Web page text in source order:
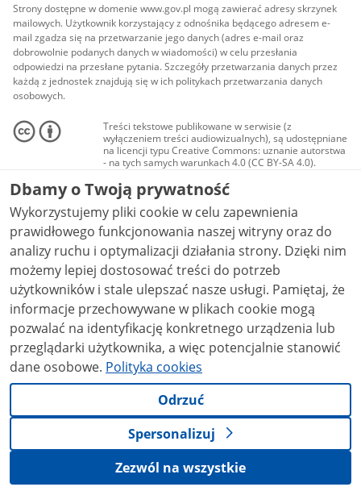
Strony dostępne w domenie www.gov.pl mogą zawierać adresy skrzynek
mailowych. Użytkownik korzystający z odnośnika będącego adresem e-
mail zgadza się na przetwarzanie jego danych (adres e-mail oraz
dobrowolnie podanych danych w wiadomości) w celu przesłania
odpowiedzi na przesłane pytania. Szczegóły przetwarzania danych przez
każdą z jednostek znajdują się w ich politykach przetwarzania danych
osobowych.
Treści tekstowe publikowane w serwisie (z
wyłączeniem treści audiowizualnych), są udostępniane
na licencji typu Creative Commons: uznanie autorstwa
- na tych samych warunkach 4.0 (CC BY-SA 4.0).
Materiały audiowizualne, w tym zdjęcia, materiały
audio i wideo, są udostępniane na licencji typu
Creative Commons: uznanie autorstwa użycie
niekomercyjne - bez utworów zależnych 4.0 (CC BY-
NC-ND 4.0), o ile nie jest to stwierdzone inaczej.
Dbamy o Twoją prywatność
Wykorzystujemy pliki cookie w celu zapewnienia
prawidłowego funkcjonowania naszej witryny oraz do
analizy ruchu i optymalizacji działania strony. Dzięki nim
możemy lepiej dostosować treści do potrzeb
użytkowników i stale ulepszać nasze usługi. Pamiętaj, że
informacje przechowywane w plikach cookie mogą
pozwalać na identyfikację konkretnego urządzenia lub
przeglądarki użytkownika, a więc potencjalnie stanowić
dane osobowe. Polityka cookies
Odrzuć
Spersonalizuj
Zezwól na wszystkie